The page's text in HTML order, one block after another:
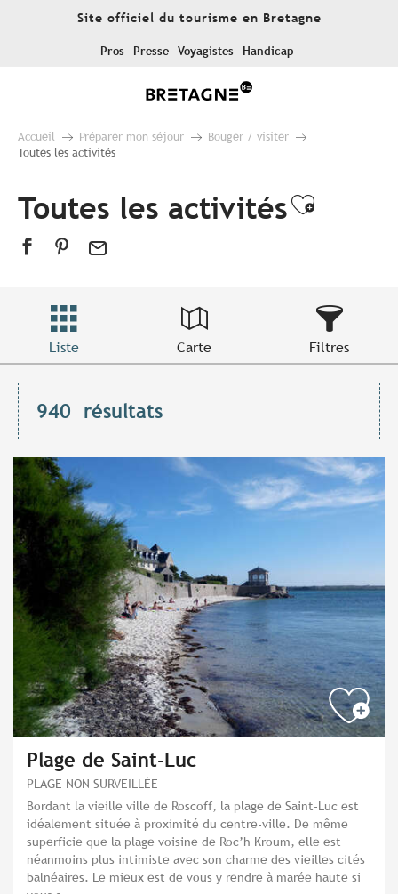
Site officiel du tourisme en Bretagne
Pros Presse Voyagistes Handicap
Accueil Préparer mon séjour
Bouger / visiter
Toutes les activités
Toutes les activités
Liste Carte Filtres
940 résultats
Plage de Saint-Luc
PLAGE NON SURVEILLÉE
Bordant la vieille ville de Roscoff, la plage de Saint-Luc est
idéalement située à proximité du centre-ville. De même
superficie que la plage voisine de Roc’h Kroum, elle est
néanmoins plus intimiste avec son charme des vieilles cités
balnéaires. Le mieux est de vous y rendre à marée haute si